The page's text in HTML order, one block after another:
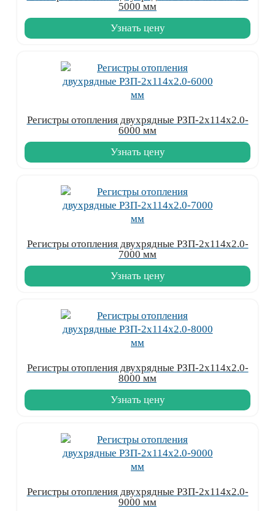
5000 мм
Узнать цену
Регистры отопления двухрядные РЗП-2x114x2.0-
6000 мм
Узнать цену
Регистры отопления двухрядные РЗП-2x114x2.0-
7000 мм
Узнать цену
Регистры отопления двухрядные РЗП-2x114x2.0-
8000 мм
Узнать цену
Регистры отопления двухрядные РЗП-2x114x2.0-
9000 мм